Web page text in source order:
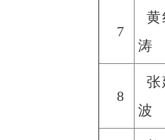
7
黄
涛
8
张
波